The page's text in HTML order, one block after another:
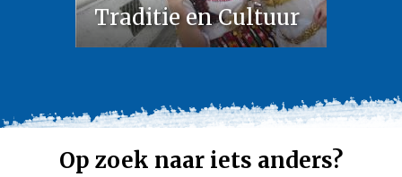
Traditie en Cultuur
Op zoek naar iets anders?